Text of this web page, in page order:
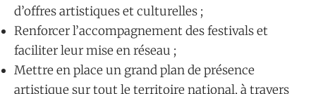
d’offres artistiques et culturelles ;
Renforcer l’accompagnement des festivals et
faciliter leur mise en réseau ;
Mettre en place un grand plan de présence
artistique sur tout le territoire national, à travers